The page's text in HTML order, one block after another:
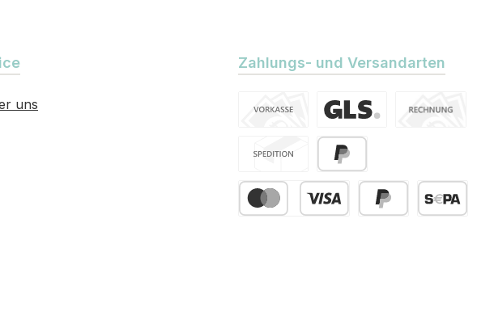
uns
Zahlungs- und Versandarten
PayPal
Standard
Spedition